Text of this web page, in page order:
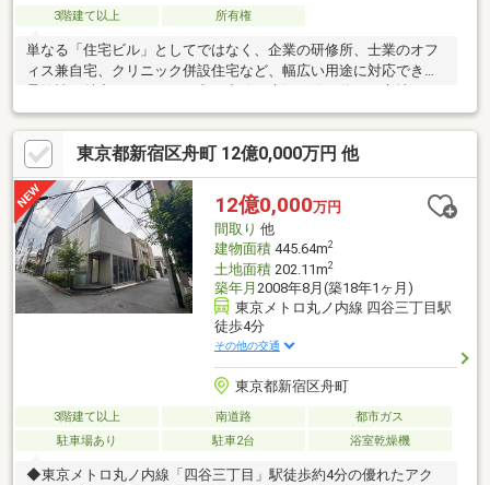
3階建て以上 所有権
単なる「住宅ビル」としてではなく、企業の研修所、士業のオフ
ィス兼自宅、クリニック併設住宅など、幅広い用途に対応できる
都心で働く方にとって大きな利便性。新宿、渋谷、中野エリアへ
のアクセスも軽快で、ビジネスユースとプライベートを両立でき
ます。一棟物件ならではの資産性も高く、将来的な賃貸収入や法
人利用の拠点としても検討できる物件です。
東京都新宿区舟町 12億0,000万円 他
12億0,000万円
間取り 他
建物面積445.64m2
土地面積202.11m2
築年月 2008年8月(築18年1ヶ月)
東京メトロ丸ノ内線 四谷三丁目駅
徒歩4分
その他の交通
東京都新宿区舟町
3階建て以上 南道路
都市ガス
駐車場あり
駐車2台 浴室乾燥機
◆東京メトロ丸ノ内線「四谷三丁目」駅徒歩約4分の優れたアク